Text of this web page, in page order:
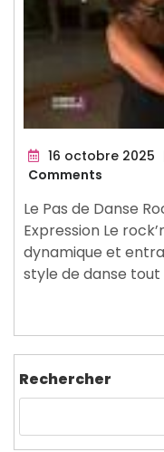
16 octobre 2025
Comments
Le Pas de Danse
Expression Le
dynamique et
style de danse tout
Rechercher